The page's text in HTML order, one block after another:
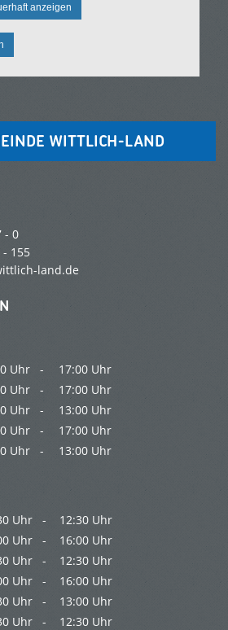
anzeigen
WITTLICH-LAND
- 0
155
land.de
Uhr -
17:00 Uhr
Uhr -
17:00 Uhr
Uhr -
13:00 Uhr
Uhr -
17:00 Uhr
Uhr - 13:00 Uhr
Uhr -
12:30 Uhr
Uhr -
16:00 Uhr
Uhr -
12:30 Uhr
Uhr -
16:00 Uhr
Uhr -
13:00 Uhr
Uhr -
12:30 Uhr